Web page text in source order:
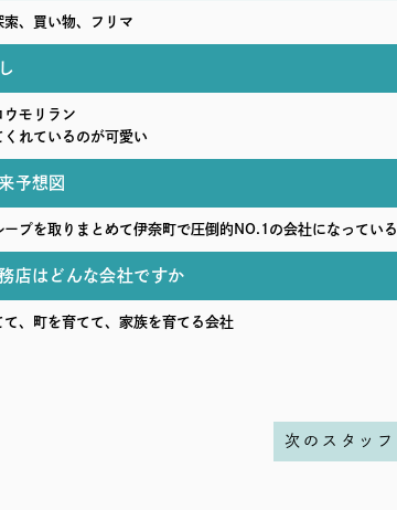
索、買い物、フリマ
モリラン
くれているのが可愛い
予想図
ープを取りまとめて伊奈町で圧倒的NO.1の会社になっている
店はどんな会社ですか
て、町を育てて、家族を育てる会社
次のスタッフ